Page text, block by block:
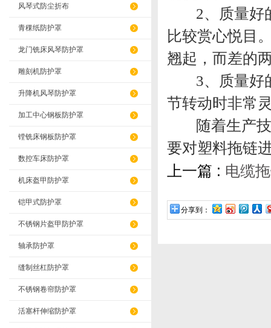
风琴式防尘折布
青稞纸防护罩
龙门铣床风琴防护罩
雕刻机防护罩
升降机风琴防护罩
加工中心钢板防护罩
镗铣床钢板防护罩
数控车床防护罩
机床盔甲防护罩
铠甲式防护罩
不锈钢片盔甲防护罩
轴承防护罩
缝制丝杠防护罩
不锈钢卷帘防护罩
活塞杆伸缩防护罩
2、质量好
比较赏心悦目
翘起，而差的
3、质量好的
节转动时非常
随着生产技
要对塑料拖链
上一篇 : 电缆
分享到：